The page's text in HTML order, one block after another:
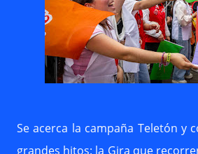
Se acerca la campaña Teletón y
grandes hitos: la Gira que